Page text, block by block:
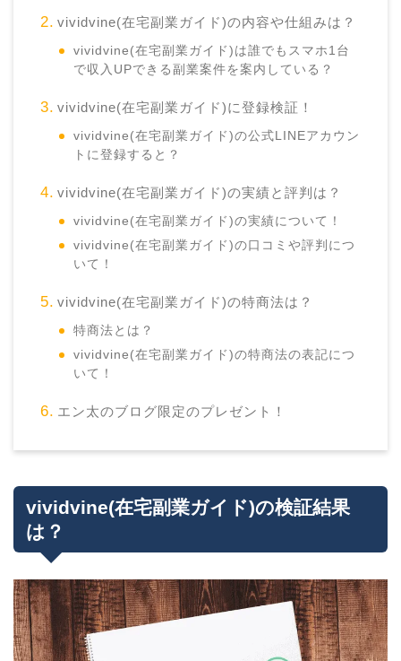
vividvine(在宅副業ガイド)の内容や仕組みは？
vividvine(在宅副業ガイド)は誰でもスマホ1台
で収入UPできる副業案件を案内している？
vividvine(在宅副業ガイド)に登録検証！
vividvine(在宅副業ガイド)の公式LINEアカウン
トに登録すると？
vividvine(在宅副業ガイド)の実績と評判は？
vividvine(在宅副業ガイド)の実績について！
vividvine(在宅副業ガイド)の口コミや評判につ
いて！
vividvine(在宅副業ガイド)の特商法は？
特商法とは？
vividvine(在宅副業ガイド)の特商法の表記につ
いて！
エン太のブログ限定のプレゼント！
vividvine(在宅副業ガイド)の検証結果
は？